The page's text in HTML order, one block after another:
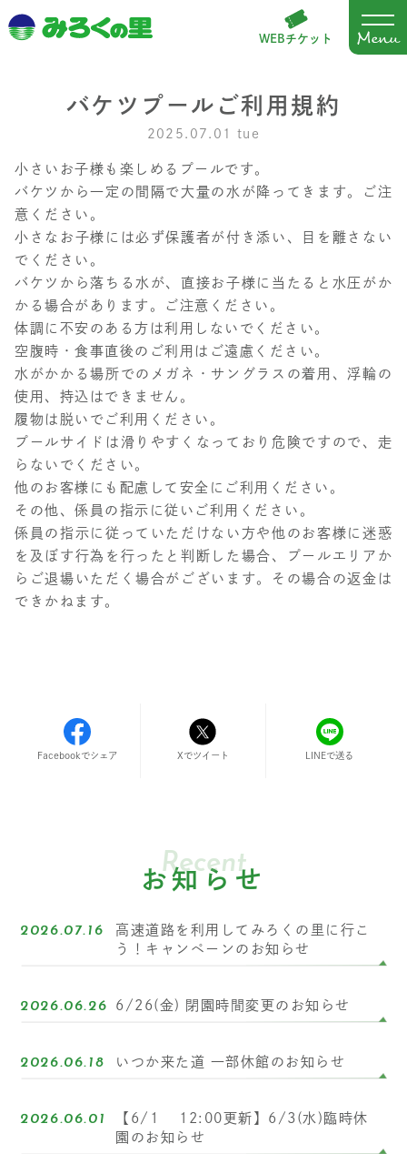
WEBチケット
バケツプールご利用規約
2025.07.01 tue
小さいお子様も楽しめるプールです。
バケツから一定の間隔で大量の水が降ってきます。ご注
意ください。
小さなお子様には必ず保護者が付き添い、目を離さない
でください。
バケツから落ちる水が、直接お子様に当たると水圧がか
かる場合があります。ご注意ください。
体調に不安のある方は利用しないでください。
空腹時・食事直後のご利用はご遠慮ください。
水がかかる場所でのメガネ・サングラスの着用、浮輪の
使用、持込はできません。
履物は脱いでご利用ください。
プールサイドは滑りやすくなっており危険ですので、走
らないでください。
他のお客様にも配慮して安全にご利用ください。
その他、係員の指示に従いご利用ください。
係員の指示に従っていただけない方や他のお客様に迷惑
を及ぼす行為を行ったと判断した場合、プールエリアか
らご退場いただく場合がございます。その場合の返金は
できかねます。
Facebookでシェア Xでツイート LINEで送る
Recent
お知らせ
2026.07.16
高速道路を利用してみろくの里に行こ
う！キャンペーンのお知らせ
2026.06.26 6/26(金) 閉園時間変更のお知らせ
2026.06.18 いつか来た道 一部休館のお知らせ
2026.06.01
【6/1 12:00更新】6/3(水)臨時休
園のお知らせ